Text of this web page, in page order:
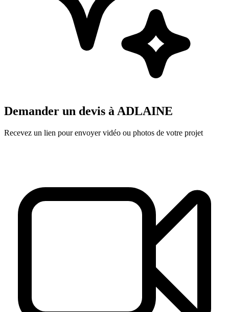
Demander un devis à ADLAINE
Recevez un lien pour envoyer vidéo ou photos de votre projet